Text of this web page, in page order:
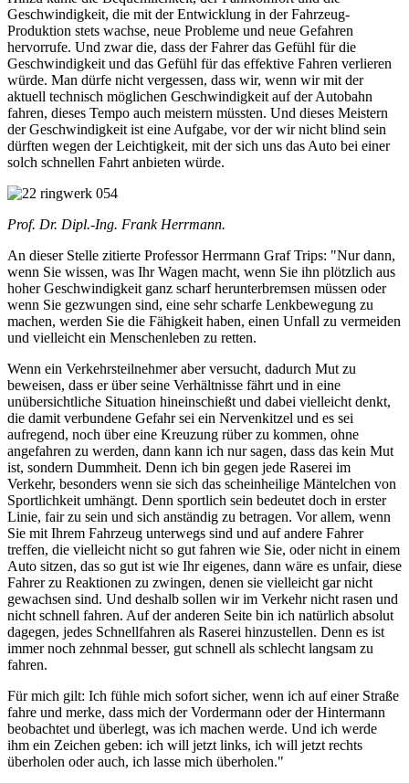
Geschwindigkeit, die mit der Entwicklung in der Fahrzeug-
Produktion stets wachse, neue Probleme und neue Gefahren
hervorrufe. Und zwar die, dass der Fahrer das Gefühl für die
Geschwindigkeit und das Gefühl für das effektive Fahren verlieren
würde. Man dürfe nicht vergessen, dass wir, wenn wir mit der
aktuell technisch möglichen Geschwindigkeit auf der Autobahn
fahren, dieses Tempo auch meistern müssten. Und dieses Meistern
der Geschwindigkeit ist eine Aufgabe, vor der wir nicht blind sein
dürften wegen der Leichtigkeit, mit der sich uns das Auto bei einer
solch schnellen Fahrt anbieten würde.
Prof. Dr. Dipl.-Ing. Frank Herrmann.
An dieser Stelle zitierte Professor Herrmann Graf Trips: "Nur dann,
wenn Sie wissen, was Ihr Wagen macht, wenn Sie ihn plötzlich aus
hoher Geschwindigkeit ganz scharf herunterbremsen müssen oder
wenn Sie gezwungen sind, eine sehr scharfe Lenkbewegung zu
machen, werden Sie die Fähigkeit haben, einen Unfall zu vermeiden
und vielleicht ein Menschenleben zu retten.
Wenn ein Verkehrsteilnehmer aber versucht, dadurch Mut zu
beweisen, dass er über seine Verhältnisse fährt und in eine
unübersichtliche Situation hineinschießt und dabei vielleicht denkt,
die damit verbundene Gefahr sei ein Nervenkitzel und es sei
aufregend, noch über eine Kreuzung rüber zu kommen, ohne
angefahren zu werden, dann kann ich nur sagen, dass das kein Mut
ist, sondern Dummheit. Denn ich bin gegen jede Raserei im
Verkehr, besonders wenn sie sich das scheinheilige Mäntelchen von
Sportlichkeit umhängt. Denn sportlich sein bedeutet doch in erster
Linie, fair zu sein und sich anständig zu betragen. Vor allem, wenn
Sie mit Ihrem Fahrzeug unterwegs sind und auf andere Fahrer
treffen, die vielleicht nicht so gut fahren wie Sie, oder nicht in einem
Auto sitzen, das so gut ist wie Ihr eigenes, dann wäre es unfair, diese
Fahrer zu Reaktionen zu zwingen, denen sie vielleicht gar nicht
gewachsen sind. Und deshalb sollen wir im Verkehr nicht rasen und
nicht schnell fahren. Auf der anderen Seite bin ich natürlich absolut
dagegen, jedes Schnellfahren als Raserei hinzustellen. Denn es ist
immer noch zehnmal besser, gut schnell als schlecht langsam zu
fahren.
Für mich gilt: Ich fühle mich sofort sicher, wenn ich auf einer Straße
fahre und merke, dass mich der Vordermann oder der Hintermann
beobachtet und überlegt, was ich machen werde. Und ich werde
ihm ein Zeichen geben: ich will jetzt links, ich will jetzt rechts
überholen oder auch, ich lasse mich überholen."